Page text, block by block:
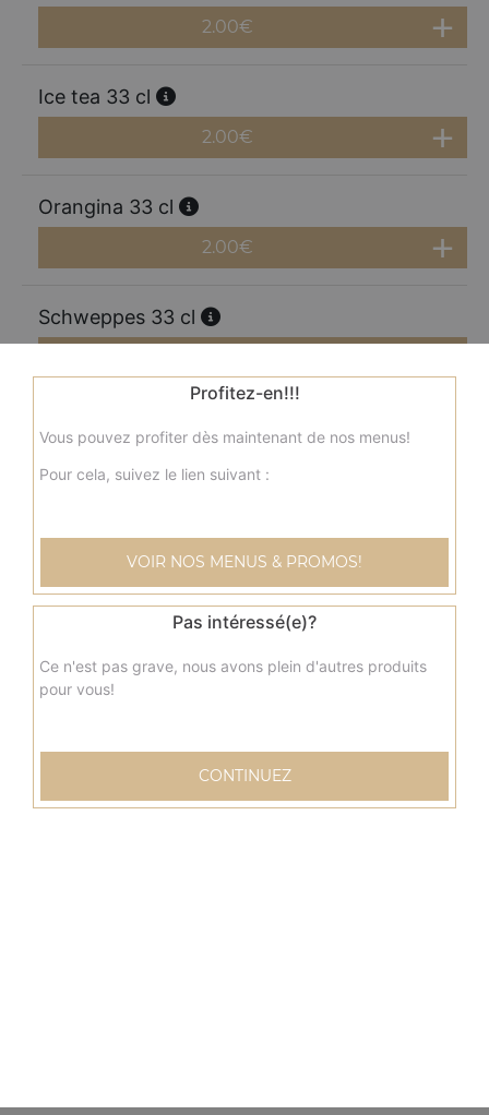
2.00€
Ice tea 33 cl
2.00€
Orangina 33 cl
2.00€
Schweppes 33 cl
Perrier 33 cl
2.00€
Coca cola 1.25l
Ice tea 1,25l
3.50€
Profitez-en!!!
Vous pouvez profiter dès maintenant de nos menus!
Pour cela, suivez le lien suivant :
VOIR NOS MENUS & PROMOS!
Pas intéressé(e)?
Ce n'est pas grave, nous avons plein d'autres produits
pour vous!
CONTINUEZ